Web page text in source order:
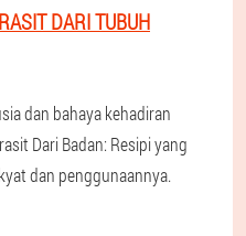
DARI TUBUH
dan bahaya kehadiran
Dari Badan: Resipi yang
dan penggunaannya.